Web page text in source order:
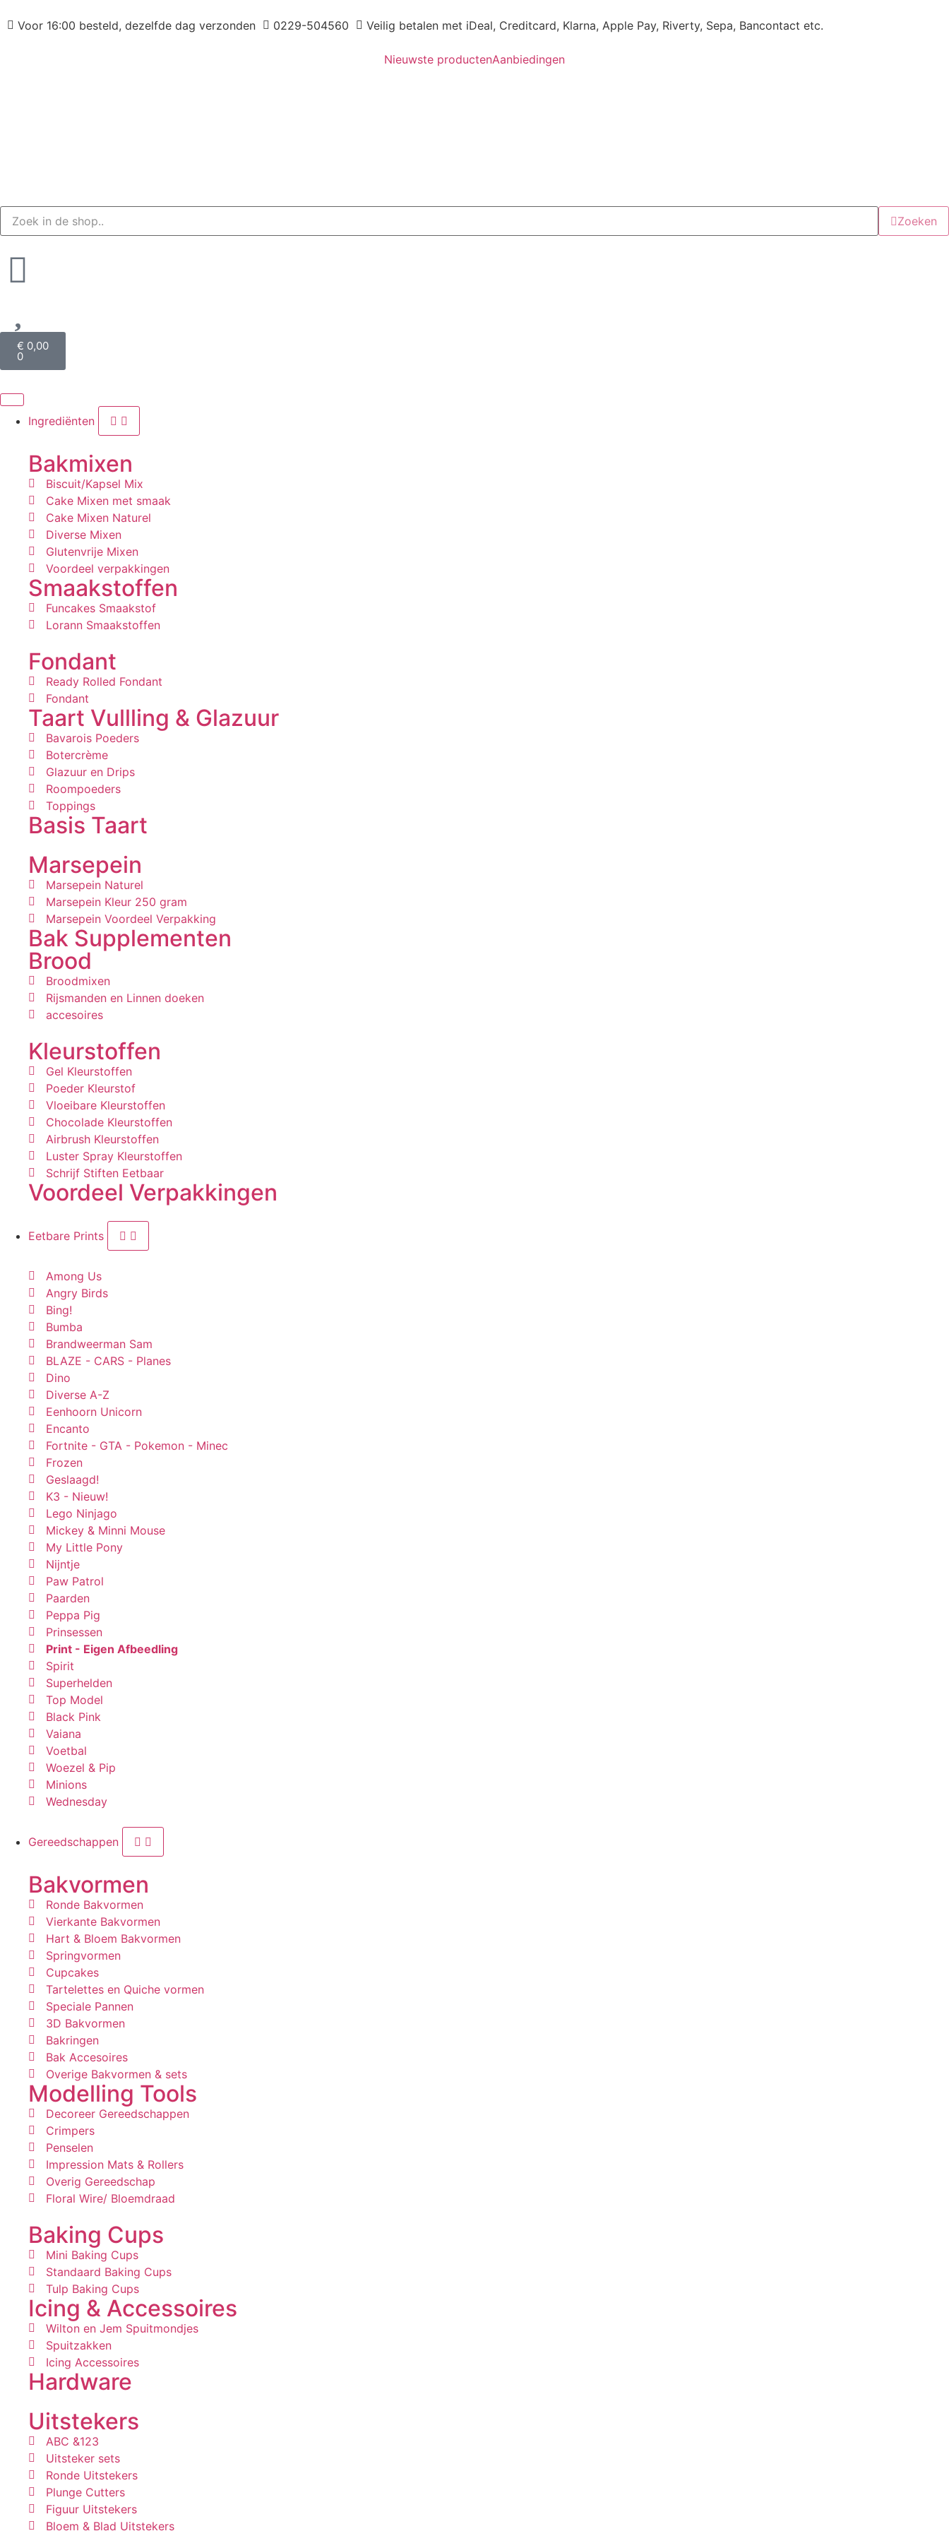
Voor 16:00 besteld, dezelfde dag verzonden 0229-504560 Veilig betalen met iDeal, Creditcard, Klarna, Apple Pay, Riverty, Sepa, Bancontact etc.
Nieuwste productenAanbiedingen
Zoeken
€ 0,00
0
Ingrediënten
Bakmixen
Biscuit/Kapsel Mix
Cake Mixen met smaak
Cake Mixen Naturel
Diverse Mixen
Glutenvrije Mixen
Voordeel verpakkingen
Smaakstoffen
Funcakes Smaakstof
Lorann Smaakstoffen
Fondant
Ready Rolled Fondant
Fondant
Taart Vullling & Glazuur
Bavarois Poeders
Botercrème
Glazuur en Drips
Roompoeders
Toppings
Basis Taart
Marsepein
Marsepein Naturel
Marsepein Kleur 250 gram
Marsepein Voordeel Verpakking
Bak Supplementen
Brood
Broodmixen
Rijsmanden en Linnen doeken
accesoires
Kleurstoffen
Gel Kleurstoffen
Poeder Kleurstof
Vloeibare Kleurstoffen
Chocolade Kleurstoffen
Airbrush Kleurstoffen
Luster Spray Kleurstoffen
Schrijf Stiften Eetbaar
Voordeel Verpakkingen
Eetbare Prints
Among Us
Angry Birds
Bing!
Bumba
Brandweerman Sam
BLAZE - CARS - Planes
Dino
Diverse A-Z
Eenhoorn Unicorn
Encanto
Fortnite - GTA - Pokemon - Minec
Frozen
Geslaagd!
K3 - Nieuw!
Lego Ninjago
Mickey & Minni Mouse
My Little Pony
Nijntje
Paw Patrol
Paarden
Peppa Pig
Prinsessen
Print - Eigen Afbeedling
Spirit
Superhelden
Top Model
Black Pink
Vaiana
Voetbal
Woezel & Pip
Minions
Wednesday
Gereedschappen
Bakvormen
Ronde Bakvormen
Vierkante Bakvormen
Hart & Bloem Bakvormen
Springvormen
Cupcakes
Tartelettes en Quiche vormen
Speciale Pannen
3D Bakvormen
Bakringen
Bak Accesoires
Overige Bakvormen & sets
Modelling Tools
Decoreer Gereedschappen
Crimpers
Penselen
Impression Mats & Rollers
Overig Gereedschap
Floral Wire/ Bloemdraad
Baking Cups
Mini Baking Cups
Standaard Baking Cups
Tulp Baking Cups
Icing & Accessoires
Wilton en Jem Spuitmondjes
Spuitzakken
Icing Accessoires
Hardware
Uitstekers
ABC &123
Uitsteker sets
Ronde Uitstekers
Plunge Cutters
Figuur Uitstekers
Bloem & Blad Uitstekers